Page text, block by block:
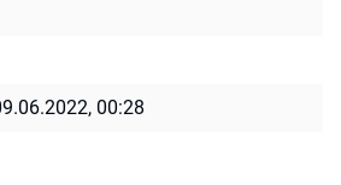
00:28